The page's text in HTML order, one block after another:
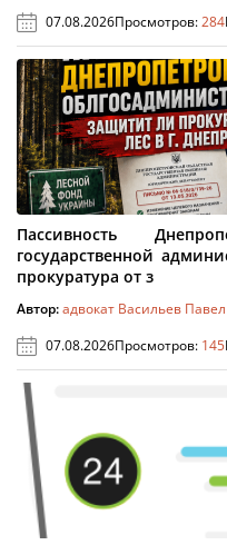
07.08.2026Просмотров:284
Пассивность
государственной
прокуратура от з
Автор:адвокат Васильев
07.08.2026Просмотров: 145